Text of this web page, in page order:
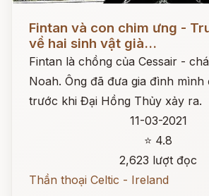
Fintan và con chim ưng -
về hai sinh vật già...
Fintan là chồng của Cessair -
Noah. Ông đã đưa gia đình
trước khi Đại Hồng Thủy xảy ra.
11-03-2021
⭐ 4.8
2,623 lượt đọc
Thần thoại Celtic - Ireland